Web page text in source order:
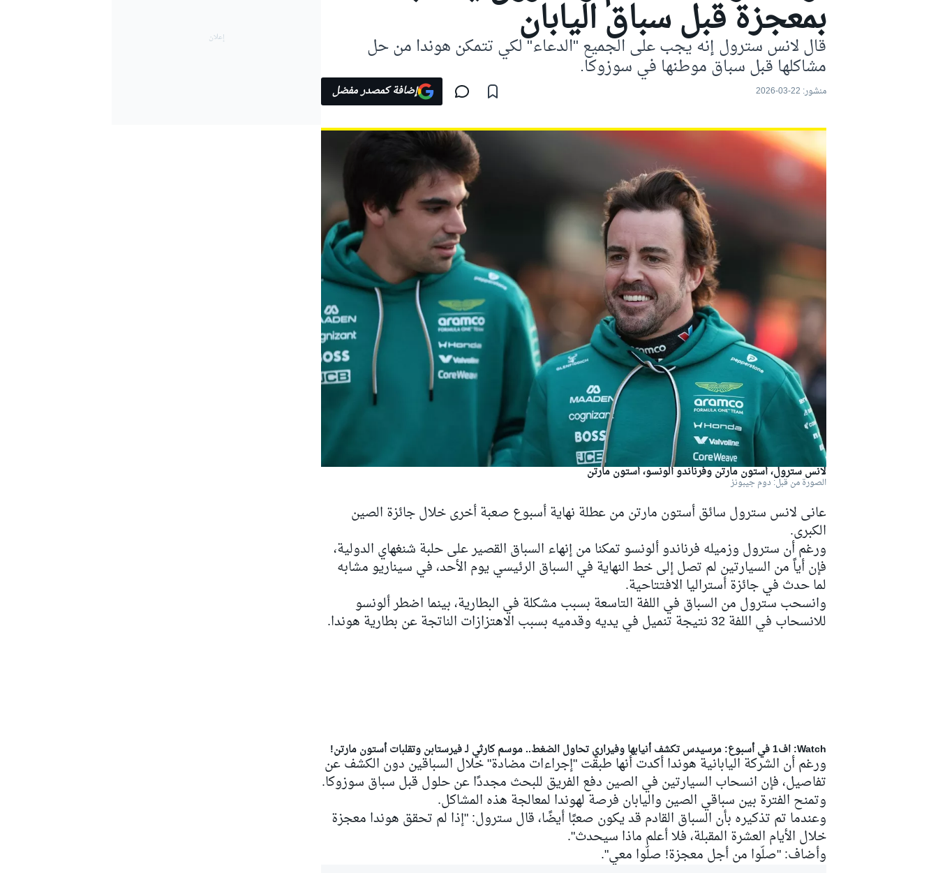
موتو جي بي
فورمولا إي
دبليو آر سي
بمعجزة قبل سباق اليابان
قال لانس سترول إنه يجب على الجميع "الدعاء" لكي تتمكن هوندا من حل
مشاكلها قبل سباق موطنها في سوزوكا.
منشور: 22-03-2026 إضافة كمصدر مفضل
لانس سترول، أستون مارتن وفرناندو ألونسو، أستون مارتن
الصورة من قبل: دوم جيبونز
عانى لانس سترول سائق أستون مارتن من عطلة نهاية أسبوع صعبة أخرى خلال جائزة الصين
الكبرى.
ورغم أن سترول وزميله فرناندو ألونسو تمكنا من إنهاء السباق القصير على حلبة شنغهاي الدولية،
فإن أياً من السيارتين لم تصل إلى خط النهاية في السباق الرئيسي يوم الأحد، في سيناريو مشابه
لما حدث في جائزة أستراليا الافتتاحية.
وانسحب سترول من السباق في اللفة التاسعة بسبب مشكلة في البطارية، بينما اضطر ألونسو
للانسحاب في اللفة 32 نتيجة تنميل في يديه وقدميه بسبب الاهتزازات الناتجة عن بطارية هوندا.
Watch: اف1 في أسبوع: مرسيدس تكشف أنيابها وفيراري تحاول الضغط.. موسم كارثي لـ فيرستابن وتقلبات أستون مارتن!
ورغم أن الشركة اليابانية هوندا أكدت أنها طبقت "إجراءات مضادة" خلال السباقين دون الكشف عن
تفاصيل، فإن انسحاب السيارتين في الصين دفع الفريق للبحث مجددًا عن حلول قبل سباق سوزوكا.
وتمنح الفترة بين سباقي الصين واليابان فرصة لهوندا لمعالجة هذه المشاكل.
وعندما تم تذكيره بأن السباق القادم قد يكون صعبًا أيضًا، قال سترول: "إذا لم تحقق هوندا معجزة
خلال الأيام العشرة المقبلة، فلا أعلم ماذا سيحدث".
وأضاف: "صلّوا من أجل معجزة! صلّوا معي".